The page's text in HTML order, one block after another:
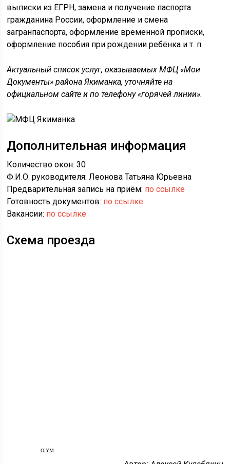
выписки из ЕГРН, замена и получение паспорта
гражданина России, оформление и смена
загранпаспорта, оформление временной прописки,
оформление пособия при рождении ребёнка и т. п.
Актуальный список услуг, оказываемых МФЦ «Мои
Документы» района Якиманка, уточняйте на
официальном сайте и по телефону «горячей линии».
Дополнительная информация
Количество окон: 30
Ф.И.О. руководителя: Леонова Татьяна Юрьевна
Предварительная запись на приём: по ссылке
Готовность документов: по ссылке
Вакансии: по ссылке
Схема проезда
OiYM